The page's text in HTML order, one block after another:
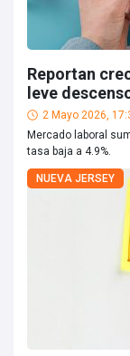
Reportan
leve
2 Mayo 2026,
Mercado laboral
tasa baja a 4.9%.
NUEVA JERSEY